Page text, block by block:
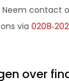
contact
via
over